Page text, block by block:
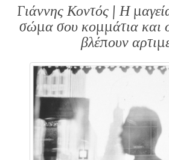
Γιάννης Κοντός | Η
σώμα σου κομμάτια και
βλέπουν